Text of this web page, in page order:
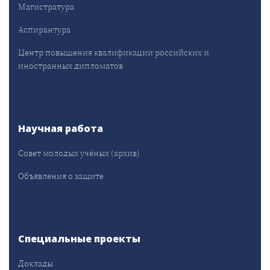
Магистратура
Аспирантура
Центр повышения квалификации российских и
иностранных дипломатов
Научная работа
Совет молодых учёных (архив)
Объявления о защите
Специальные проекты
Доклады